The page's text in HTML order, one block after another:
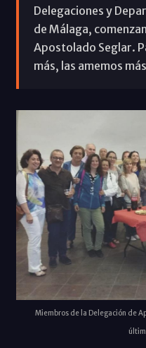
Delegaciones y
de Málaga,
Apostolado Seglar.
más, las amemos
Miembros de la Delegación de